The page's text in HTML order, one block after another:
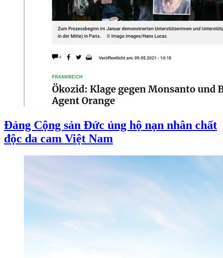
Đảng Cộng sản Đức ủng hộ nạn nhân chất
độc da cam Việt Nam